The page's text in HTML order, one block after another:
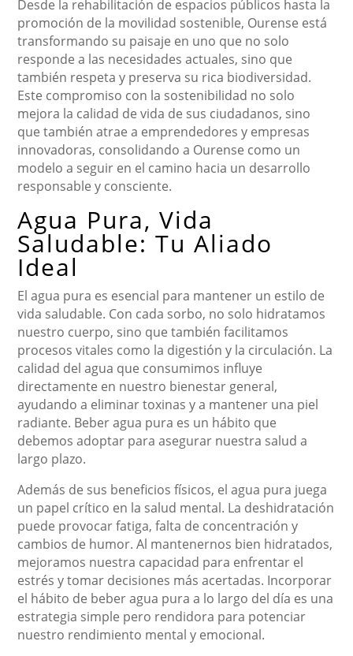
Desde la rehabilitación de espacios públicos hasta la
promoción de la movilidad sostenible, Ourense está
transformando su paisaje en uno que no solo
responde a las necesidades actuales, sino que
también respeta y preserva su rica biodiversidad.
Este compromiso con la sostenibilidad no solo
mejora la calidad de vida de sus ciudadanos, sino
que también atrae a emprendedores y empresas
innovadoras, consolidando a Ourense como un
modelo a seguir en el camino hacia un desarrollo
responsable y consciente.
Agua Pura, Vida
Saludable: Tu Aliado
Ideal
El agua pura es esencial para mantener un estilo de
vida saludable. Con cada sorbo, no solo hidratamos
nuestro cuerpo, sino que también facilitamos
procesos vitales como la digestión y la circulación. La
calidad del agua que consumimos influye
directamente en nuestro bienestar general,
ayudando a eliminar toxinas y a mantener una piel
radiante. Beber agua pura es un hábito que
debemos adoptar para asegurar nuestra salud a
largo plazo.
Además de sus beneficios físicos, el agua pura juega
un papel crítico en la salud mental. La deshidratación
puede provocar fatiga, falta de concentración y
cambios de humor. Al mantenernos bien hidratados,
mejoramos nuestra capacidad para enfrentar el
estrés y tomar decisiones más acertadas. Incorporar
el hábito de beber agua pura a lo largo del día es una
estrategia simple pero rendidora para potenciar
nuestro rendimiento mental y emocional.